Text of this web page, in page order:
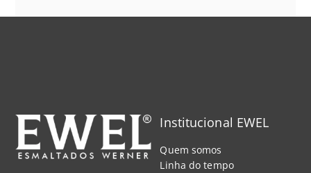
Institucional EWEL
Quem somos
Linha do tempo